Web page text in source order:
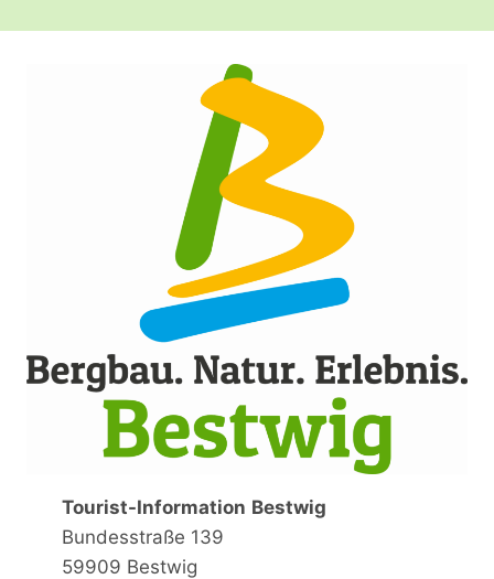
Tourist-Information Bestwig
Bundesstraße 139
59909 Bestwig